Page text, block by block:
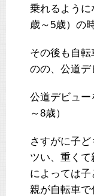
乗れるよう
歳～5歳）の時
その後も自
のの、公道デ
公道デビュ
～8歳）
さすがに子
ツい、重く
によっては子
親が自転車で